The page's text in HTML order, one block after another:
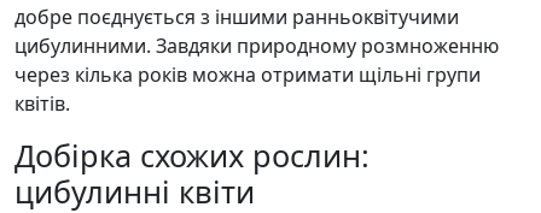
добре поєднується з іншими ранньоквітучими
цибулинними. Завдяки природному розмноженню
через кілька років можна отримати щільні групи
квітів.
Добірка схожих рослин:
цибулинні квіти